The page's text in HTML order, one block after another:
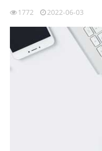
1772 2022-06-03